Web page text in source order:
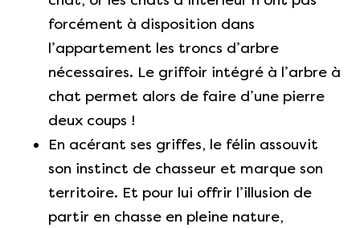
forcément à disposition dans
l’appartement les troncs d’arbre
nécessaires. Le griffoir intégré à l’arbre à
chat permet alors de faire d’une pierre
deux coups !
En acérant ses griffes, le félin assouvit
son instinct de chasseur et marque son
territoire. Et pour lui offrir l’illusion de
partir en chasse en pleine nature,